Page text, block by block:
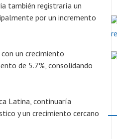
también registraría un
por un incremento
un crecimiento
de 5.7%, consolidando
Latina, continuaría
y un crecimiento cercano